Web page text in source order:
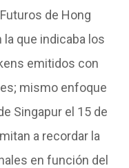
de Hong
que indicaba los
emitidos con
mismo enfoque
Singapur el 15 de
a recordar la
en función del